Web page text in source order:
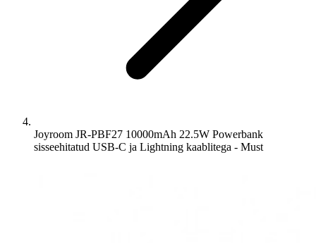
Joyroom JR-PBF27 10000mAh 22.5W Powerbank
sisseehitatud USB-C ja Lightning kaablitega - Must